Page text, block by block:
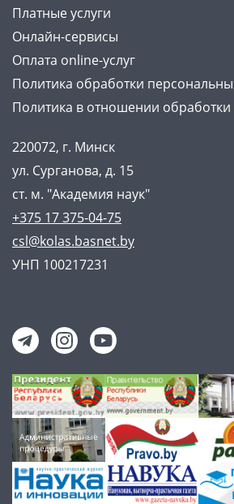
Платные услуги
Онлайн-сервисы
Оплата online-услуг
Политика обработки
Политика в отношении обработки
220072, г. Минск
ул. Сурганова, д. 15
ст. м. "Академия наук"
+375 17 375-04-75
csl@kolas.basnet.by
УНП 100217231